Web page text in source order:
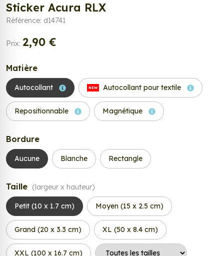
Sticker Acura RLX
Référence: d14741
Prix: 2,90 €
Matière
Autocollant NEW Autocollant pour textile
Repositionnable Magnétique
Bordure
Aucune Blanche Rectangle
Taille (largeur x hauteur)
Petit (10 x 1.7 cm) Moyen (15 x 2.5 cm)
Grand (20 x 3.3 cm) XL (50 x 8.4 cm)
XXL (100 x 16.7 cm)